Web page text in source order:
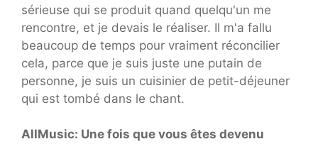
sérieuse qui se produit quand quelqu'un me
rencontre, et je devais le réaliser. Il m'a fallu
beaucoup de temps pour vraiment réconcilier
cela, parce que je suis juste une putain de
personne, je suis un cuisinier de petit-déjeuner
qui est tombé dans le chant.
AllMusic: Une fois que vous êtes devenu